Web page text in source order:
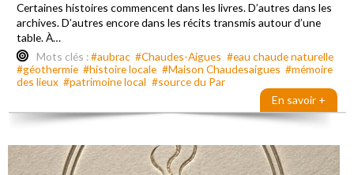
Certaines histoires commencent dans les livres. D’autres dans les
archives. D’autres encore dans les récits transmis autour d’une
table. À…
Mots clés :#aubrac #Chaudes-Aigues #eau chaude naturelle
#géothermie #histoire locale #Maison Chaudesaigues #mémoire
des lieux #patrimoine local #source du Par
En savoir +